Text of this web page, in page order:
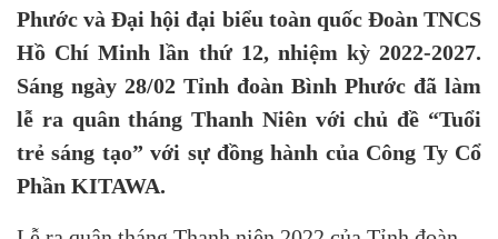
Phước và Đại hội đại biểu toàn quốc Đoàn TNCS
Hồ Chí Minh lần thứ 12, nhiệm kỳ 2022-2027.
Sáng ngày 28/02 Tỉnh đoàn Bình Phước đã làm
lễ ra quân tháng Thanh Niên với chủ đề “Tuổi
trẻ sáng tạo” với sự đồng hành của Công Ty Cổ
Phần KITAWA.